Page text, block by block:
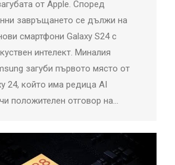
от Apple. Според
завръщането се дължи на
смартфони Galaxy S24 с
интелект. Миналия
загуби първото място от
24, който има редица AI
положителен отговор на…